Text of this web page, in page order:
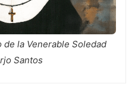
de la Venerable Soledad
Santos